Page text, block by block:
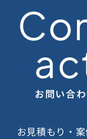
お問い合
お見積もり・